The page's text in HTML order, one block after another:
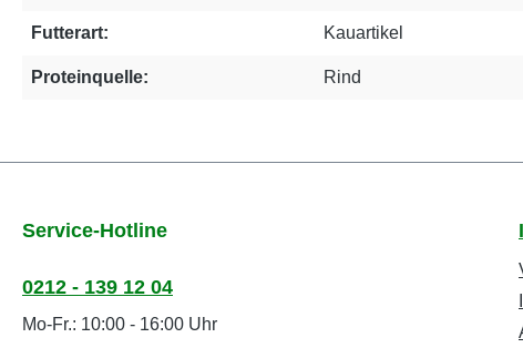
Futterart: Kauartikel
Proteinquelle: Rind
Service-Hotline
0212 - 139 12 04
Mo-Fr.: 10:00 - 16:00 Uhr